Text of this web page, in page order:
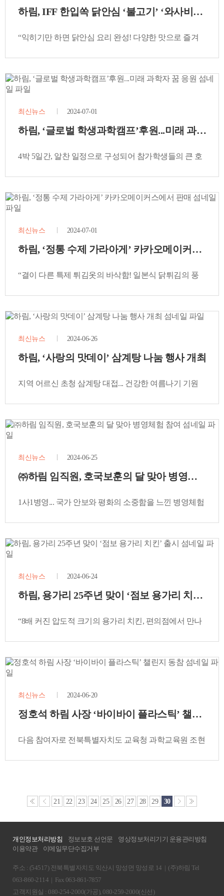
하림, IFF 한입쏙 닭안심 ‘불고기’ ‘와사비맛’ 쿠
“익히기만 하면 닭안심 요리 완성! 다양한 맛으로 즐겨
최신뉴스 2024-07-01
하림, ‘글로벌 학생과학캠프’후원...미래 과학자
4박 5일간, 알찬 일정으로 구성되어 참가학생들의 큰 호
최신뉴스 2024-07-01
하림, ‘정통 수제 가라아게’ 카카오메이커스에서
“결이 다른 특제 튀김옷의 바삭함! 일본식 닭튀김의 풍
최신뉴스 2024-06-26
하림, ‘사랑의 맛데이’ 삼계탕 나눔 행사 개최
지역 어르신 초청 삼계탕 대접... 건강한 여름나기 기원
최신뉴스 2024-06-25
㈜하림 임직원, 호국보훈의 달 맞아 병영체험 참
1사1병영... 국가 안보와 평화의 소중함을 느낀 병영체험
최신뉴스 2024-06-24
하림, 용가리 25주년 맞이 ‘점보 용가리 치킨’ 출
“8배 커진 압도적 크기의 용가리 치킨, 편의점에서 만나
최신뉴스 2024-06-20
정호석 하림 사장 ‘바이바이 플라스틱’ 챌린지
다음 참여자로 전북특별자치도 교육청 과학교육원 조현
21 22 23 24 25 26 27 28 29 30
개인정보처리방침 정보보호 선언문
영상정보처리기기 운용관리방침
이용약관
이메일무단수집거부
주소 : (54517) 전북특별자치도 익산시 망성면 망성로 14 | (주)하림 Tel
063-860-2114 | Fax 063-861-7857
고객지원실 : 080-254-2000(가공), 080-259-2000(신선)